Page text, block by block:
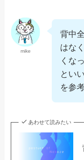
mike
背中
はな
くな
とい
を参
あわせて読みたい